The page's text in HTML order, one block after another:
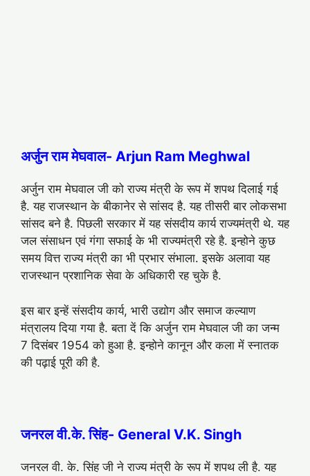
अर्जुन राम मेघवाल- Arjun Ram Meghwal
अर्जुन राम मेघवाल जी को राज्य मंत्री के रूप में शपथ दिलाई गई
है. यह राजस्थान के बीकानेर से सांसद है. यह तीसरी बार लोकसभा
सांसद बने है. पिछली सरकार में यह संसदीय कार्य राज्यमंत्री थे. यह
जल संसाधन एवं गंगा सफाई के भी राज्यमंत्री रहे है. इन्होने कुछ
समय वित्त राज्य मंत्री का भी प्रभार संभाला. इसके अलावा यह
राजस्थान प्रशानिक सेवा के अधिकारी रह चुके है.
इस बार इन्हें संसदीय कार्य, भारी उद्योग और समाज कल्याण
मंत्रालय दिया गया है. बता दें कि अर्जुन राम मेघवाल जी का जन्म
7 दिसंबर 1954 को हुआ है. इन्होने कानून और कला में स्नातक
की पढ़ाई पूरी की है.
जनरल वी.के. सिंह- General V.K. Singh
जनरल वी. के. सिंह जी ने राज्य मंत्री के रूप में शपथ ली है. यह